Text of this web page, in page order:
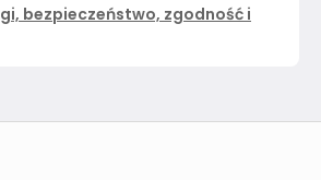
bezpieczeństwo, zgodność i